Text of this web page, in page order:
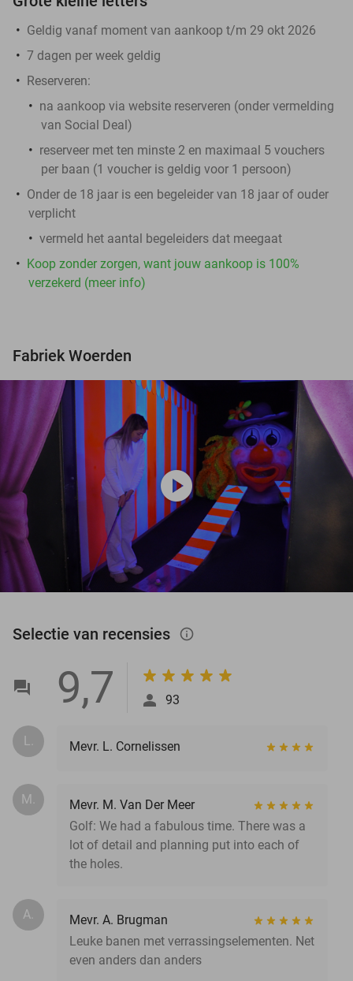
Geldig vanaf moment van aankoop t/m 29 okt 2026
7 dagen per week geldig
Reserveren:
na aankoop via website reserveren (onder vermelding
van Social Deal)
reserveer met ten minste 2 en maximaal 5 vouchers
per baan (1 voucher is geldig voor 1 persoon)
Onder de 18 jaar is een begeleider van 18 jaar of ouder
verplicht
vermeld het aantal begeleiders dat meegaat
Koop zonder zorgen, want jouw aankoop is 100%
verzekerd (meer info)
Fabriek Woerden
play_circle
Selectie van recensies info_outlined
9,7 93
L. Mevr. L. Cornelissen
M.
Mevr. M. Van Der Meer
Golf: We had a fabulous time. There was a
lot of detail and planning put into each of
the holes.
A.
Mevr. A. Brugman
Leuke banen met verrassingselementen. Net
even anders dan anders